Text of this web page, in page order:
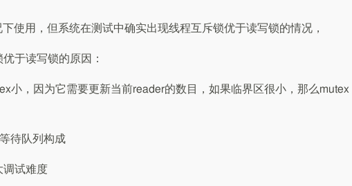
使用，但系统在测试中确实出现线程互斥锁优于读写锁的情况，
于读写锁的原因：
小，因为它需要更新当前reader的数目，如果临界区很小，那么mutex
待队列构成
调试难度